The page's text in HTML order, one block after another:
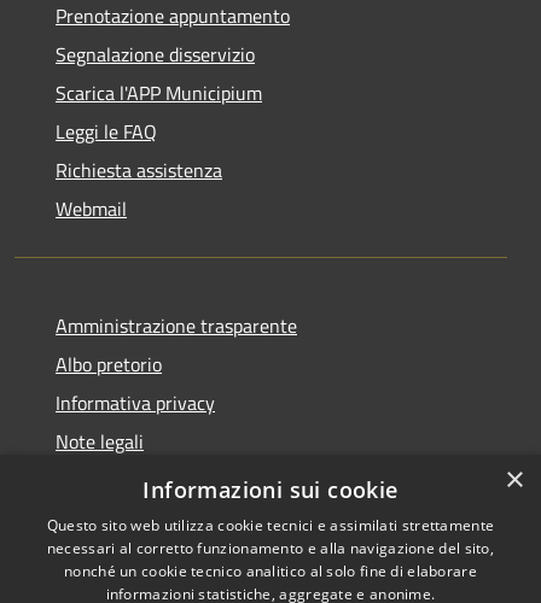
Prenotazione appuntamento
Segnalazione disservizio
Scarica l'APP Municipium
Leggi le FAQ
Richiesta assistenza
Webmail
Amministrazione trasparente
Albo pretorio
Informativa privacy
Note legali
Dichiarazione di accessibilità
×
Informazioni sui cookie
Questo sito web utilizza cookie tecnici e assimilati strettamente
necessari al corretto funzionamento e alla navigazione del sito,
nonché un cookie tecnico analitico al solo fine di elaborare
informazioni statistiche, aggregate e anonime.